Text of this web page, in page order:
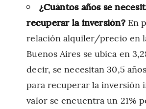
¿Cuántos años se
recuperar la inversión? En
relación alquiler/precio en
Buenos Aires se ubica en
decir, se necesitan 30,5
para recuperar la inversión
valor se encuentra un 21%